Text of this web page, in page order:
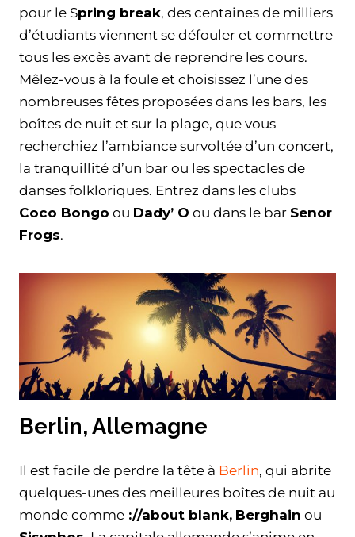
pour le Spring break, des centaines de milliers
d’étudiants viennent se défouler et commettre
tous les excès avant de reprendre les cours.
Mêlez-vous à la foule et choisissez l’une des
nombreuses fêtes proposées dans les bars, les
boîtes de nuit et sur la plage, que vous
recherchiez l’ambiance survoltée d’un concert,
la tranquillité d’un bar ou les spectacles de
danses folkloriques. Entrez dans les clubs
Coco Bongo ou Dady’ O ou dans le bar Senor
Frogs.
Berlin, Allemagne
Il est facile de perdre la tête à Berlin, qui abrite
quelques-unes des meilleures boîtes de nuit au
monde comme ://about blank, Berghain ou